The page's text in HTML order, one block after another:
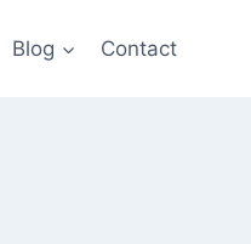
Blog Contact